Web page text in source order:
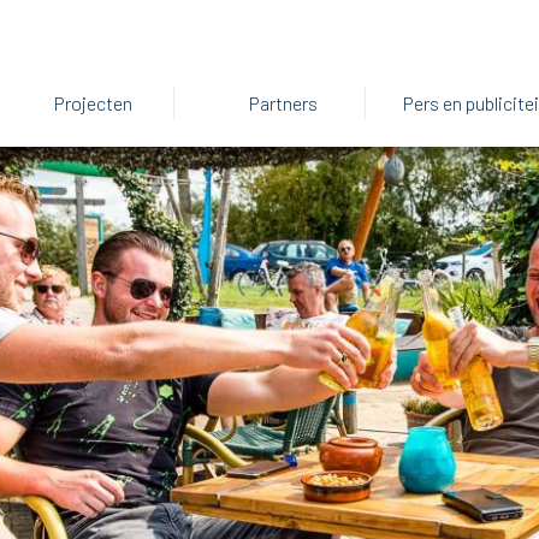
Projecten Partners Pers en